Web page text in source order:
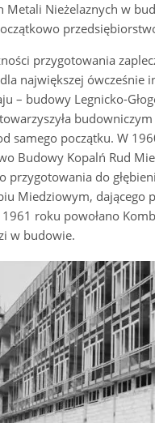
Metali Nieżelaznych w
przygotowania
największej ówcześnie
– budowy Legnicko-
budowniczym
samego początku. W
Budowy Kopalń Rud
przygotowania do
Miedziowym, dającego
roku powołano
w budowie.